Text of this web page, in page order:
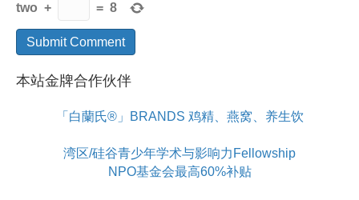
two + = 8
本站金牌合作伙伴
「白蘭氏®」BRANDS 鸡精、燕窝、养生饮
湾区/硅谷青少年学术与影响力Fellowship
NPO基金会最高60%补贴